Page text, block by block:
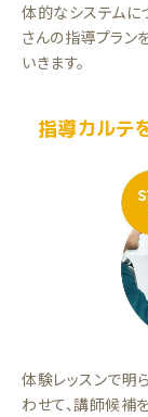
体的なシステムに
さんの指導プラン
いきます。
指導カルテ
体験レッスンで明
わせて、講師候補